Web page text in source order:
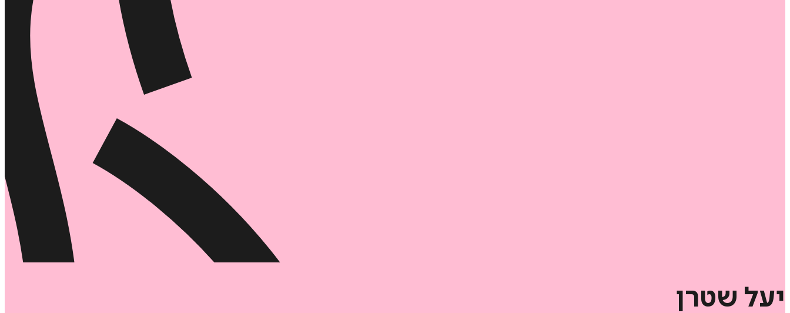
יעל שטרן